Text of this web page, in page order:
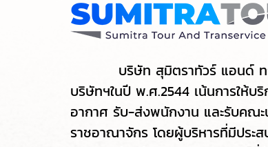
บริษัท สุมิตราทัวร์ แอนด์ ทรา
บริษัทฯในปี พ.ศ.2544 เน้นการให้บ
อากาศ รับ-ส่งพนักงาน และรับคณ
ราชอาณาจักร โดยผู้บริหารที่มีประ